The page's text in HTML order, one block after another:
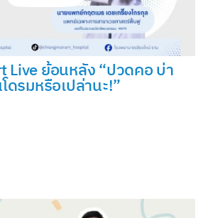
Live ย้อนหลัง “ปวดคอ บ่า
รมหรือเปล่านะ!”